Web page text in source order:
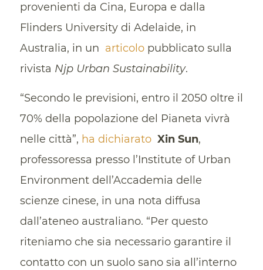
provenienti da Cina, Europa e dalla
Flinders University di Adelaide, in
Australia, in un articolopubblicato sulla
rivista Njp Urban Sustainability.
“Secondo le previsioni, entro il 2050 oltre il
70% della popolazione del Pianeta vivrà
nelle città”, ha dichiarato Xin Sun,
professoressa presso l’Institute of Urban
Environment dell’Accademia delle
scienze cinese, in una nota diffusa
dall’ateneo australiano. “Per questo
riteniamo che sia necessario garantire il
contatto con un suolo sano sia all’interno